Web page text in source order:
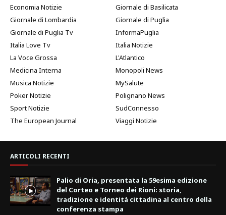
Economia Notizie
Giornale di Basilicata
Giornale di Lombardia
Giornale di Puglia
Giornale di Puglia Tv
InformaPuglia
Italia Love Tv
Italia Notizie
La Voce Grossa
L'Atlantico
Medicina Interna
Monopoli News
Musica Notizie
MySalute
Poker Notizie
Polignano News
Sport Notizie
SudConnesso
The European Journal
Viaggi Notizie
ARTICOLI RECENTI
Palio di Oria, presentata la 59esima edizione
del Corteo e Torneo dei Rioni: storia,
tradizione e identità cittadina al centro della
conferenza stampa